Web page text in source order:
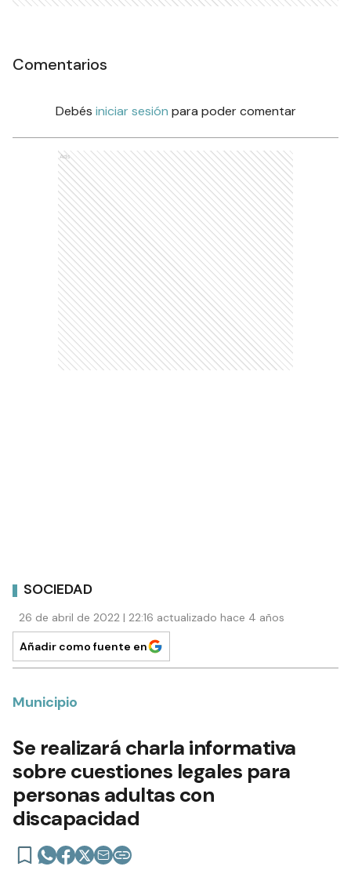
Comentarios
Debés iniciar sesión para poder comentar
Ads
SOCIEDAD
26 de abril de 2022 | 22:16 actualizado hace 4 años
Añadir como fuente en
Municipio
Se realizará charla informativa
sobre cuestiones legales para
personas adultas con
discapacidad